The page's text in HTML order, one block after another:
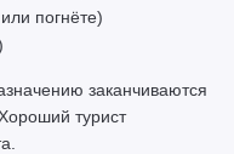
погнёте)
заканчиваются
турист